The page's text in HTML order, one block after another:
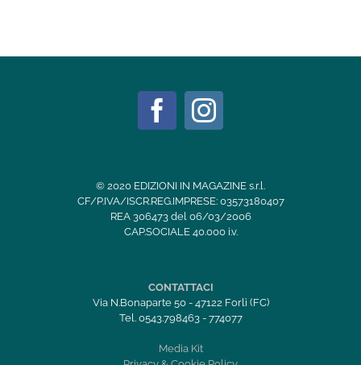
© 2020 EDIZIONI IN MAGAZINE s.r.l.
CF/P.IVA/ISCR.REG.IMPRESE: 03573180407
REA 306473 del 06/03/2006
CAP.SOCIALE 40.000 i.v.
CONTATTACI
Via N.Bonaparte 50 - 47122 Forlì (FC)
Tel. 0543.798463 - 774077
Media Kit